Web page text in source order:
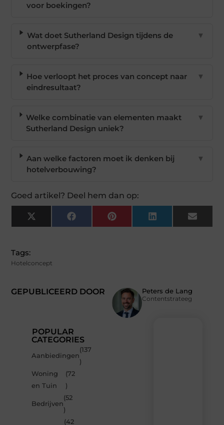
voor boekingen?
Wat doet Sutherland Design tijdens de
ontwerpfase?
▼
Hoe verloopt het proces van concept naar
eindresultaat?
▼
Welke combinatie van elementen maakt
Sutherland Design uniek?
▼
Aan welke factoren moet ik denken bij
hotelverbouwing?
▼
Goed artikel? Deel hem dan op:
X
(Twitter)
FacebookPinterest LinkedIn Email
GEPUBLICEERD DOOR Peters de Lang
Contentstrateeg
Tags:
Hotelconcept
POPULAR
CATEGORIES
Aanbiedingen
(137
)
Woning
en Tuin
(72
)
Bedrijven
(52
)
(42